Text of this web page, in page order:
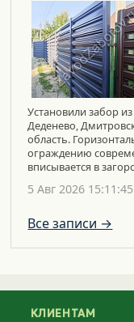
Установили забор
Деденево,
область.
ограждению
вписывается в
5 Авг 2026 15:11:45
Все записи →
КЛИЕНТАМ